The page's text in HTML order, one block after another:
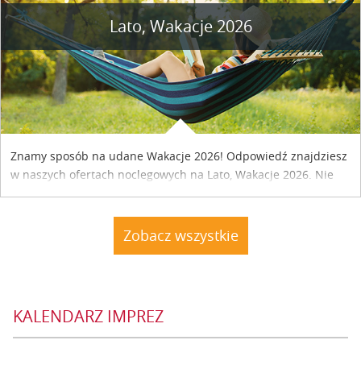
Lato, Wakacje 2026
Znamy sposób na udane Wakacje 2026! Odpowiedź znajdziesz
w naszych ofertach noclegowych na Lato, Wakacje 2026. Nie
zwlekaj atrakcyjne noclegi czekają...
Zobacz wszystkie
KALENDARZ IMPREZ